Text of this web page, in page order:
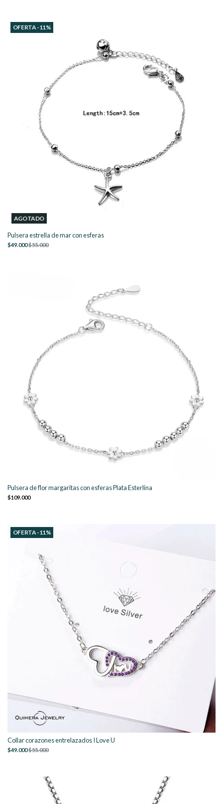
OFERTA -11%
AGOTADO
Pulsera estrella de mar con esferas
$49.000$55.000
Pulsera de flor margaritas con esferas Plata Esterlina
$109.000
OFERTA -11%
Collar corazones entrelazados I Love U
$49.000$55.000